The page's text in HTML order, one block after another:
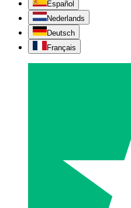
Español
Nederlands
Deutsch
Français